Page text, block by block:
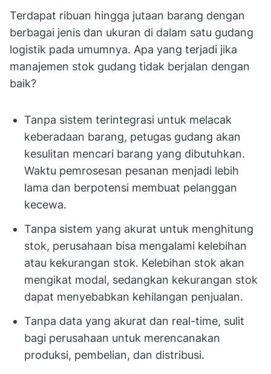
Terdapat ribuan hingga jutaan barang dengan
berbagai jenis dan ukuran di dalam satu gudang
logistik pada umumnya. Apa yang terjadi jika
manajemen stok gudang tidak berjalan dengan
baik?
Tanpa sistem terintegrasi untuk melacak
keberadaan barang, petugas gudang akan
kesulitan mencari barang yang dibutuhkan.
Waktu pemrosesan pesanan menjadi lebih
lama dan berpotensi membuat pelanggan
kecewa.
Tanpa sistem yang akurat untuk menghitung
stok, perusahaan bisa mengalami kelebihan
atau kekurangan stok. Kelebihan stok akan
mengikat modal, sedangkan kekurangan stok
dapat menyebabkan kehilangan penjualan.
Tanpa data yang akurat dan real-time, sulit
bagi perusahaan untuk merencanakan
produksi, pembelian, dan distribusi.